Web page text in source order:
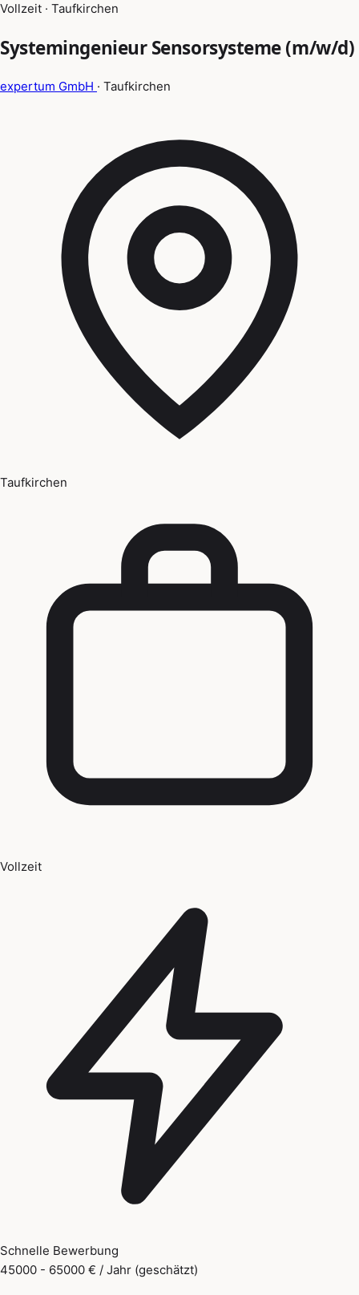
Vollzeit · Taufkirchen
Systemingenieur Sensorsysteme (m/w/d)
expertum GmbH · Taufkirchen
Taufkirchen
Vollzeit
Schnelle Bewerbung
45000 - 65000 € / Jahr (geschätzt)